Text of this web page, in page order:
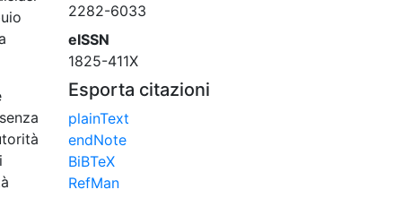
2282-6033
eISSN
1825-411X
Esporta citazioni
plainText
endNote
BiBTeX
RefMan